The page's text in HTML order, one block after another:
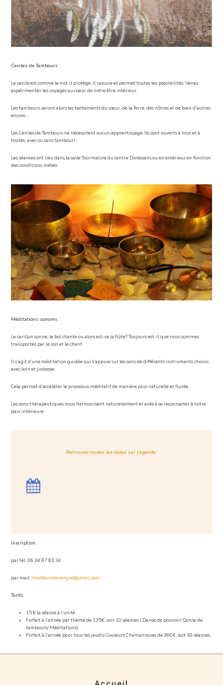
Cercles de Tambours :
Le cercle est comme le nid, il protège, il rassure et permet toutes les possibilités. Venez
expérimenter les voyages au coeur de notre être intérieur.
Les tambours seront alors les battements du cœur, de la Terre, des nôtres et de bien d’autres
encore…
Les Cercles de Tambours ne nécessitent aucun apprentissage. Ils sont ouverts à tous et à
toutes, avec ou sans tambour!
Les séances ont lieu dans la salle Tourmaline du centre Doréssens ou en extérieur en fonction
des conditions météo.
Méditations sonores :
Le carillon sonne, le bol chante ou alors est-ce la flûte? Toujours est-il que nous sommes
transportés par le son et le chant.
Il s’agit d’une méditation guidée qui s’appuie sur les sons de différents instruments choisis
avec soin et justesse.
Cela permet d’accélérer le processus méditatif de manière plus naturelle et fluide.
Les sons thérapeutiques nous harmonisent naturellement et aide à se reconnecter à notre
paix intérieure
Retrouvez toutes les dates sur l’agenda:
Inscription:
par tél: 06 34 87 83 34
par mail: mesfleursdenergie@gmail.com
Tarifs:
15 € la séance à l’unité
Forfait à l’année par thème de 135€, soit 10 séances ( Danse de pouvoir/ Cercle de
tambours/ Méditations)
Forfait à l’année pour tous les jeudisCouleurs Chamaniquesde 360€, soit 30 séances.